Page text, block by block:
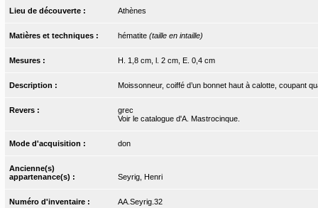
Lieu de découverte : Athènes
Matières et techniques : hématite (taille en intaille)
Mesures : H. 1,8 cm, l. 2 cm, E. 0,4 cm
Description : Moissonneur, coiffé d’un bonnet haut à calotte, coupant
Revers :
grec
Voir le catalogue d'A. Mastrocinque.
Mode d'acquisition : don
Ancienne(s)
appartenance(s) :
Seyrig, Henri
Numéro d'inventaire : AA.Seyrig.32